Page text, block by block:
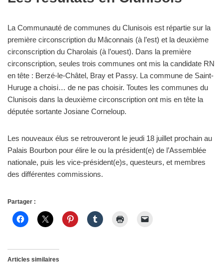
La Communauté de communes du Clunisois est répartie sur la
première circonscription du Mâconnais (à l’est) et la deuxième
circonscription du Charolais (à l’ouest). Dans la première
circonscription, seules trois communes ont mis la candidate RN
en tête : Berzé-le-Châtel, Bray et Passy. La commune de Saint-
Huruge a choisi… de ne pas choisir. Toutes les communes du
Clunisois dans la deuxième circonscription ont mis en tête la
députée sortante Josiane Corneloup.
Les nouveaux élus se retrouveront le jeudi 18 juillet prochain au
Palais Bourbon pour élire le ou la président(e) de l’Assemblée
nationale, puis les vice-président(e)s, questeurs, et membres
des différentes commissions.
Partager :
Articles similaires